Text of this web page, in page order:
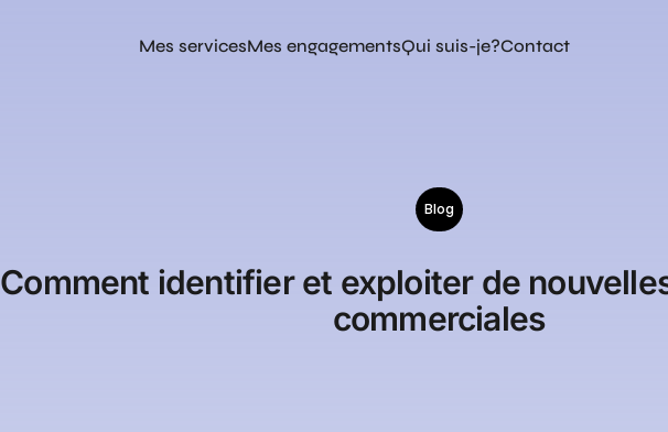
Mes servicesMes engagementsQui suis-je?Contact
Blog
Comment identifier et exploiter de
commerciales